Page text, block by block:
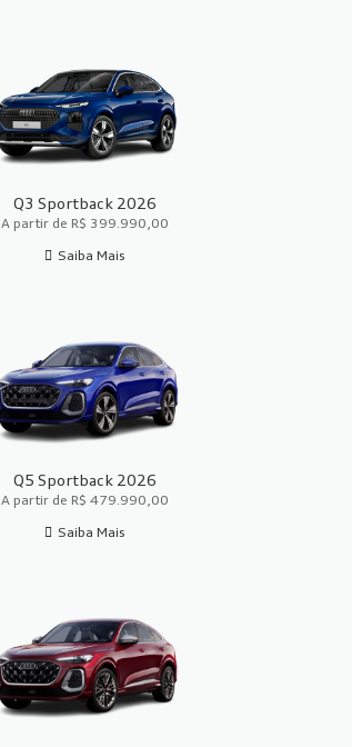
Q3 Sportback 2026
A partir de R$ 399.990,00
Saiba Mais
Q5 Sportback 2026
A partir de R$ 479.990,00
Saiba Mais